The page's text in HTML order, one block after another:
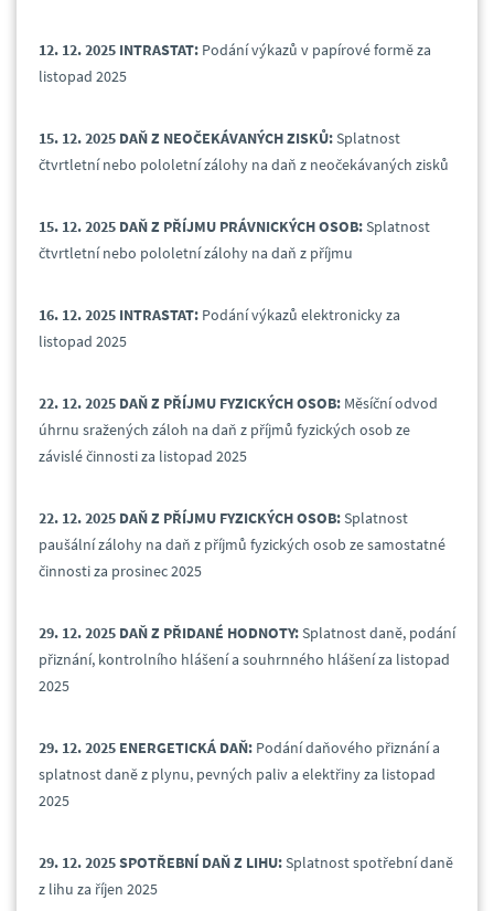
12. 12.2025 INTRASTAT: Podání výkazů v papírové formě za
listopad 2025
15. 12.2025 DAŇ Z NEOČEKÁVANÝCH ZISKŮ:Splatnost
čtvrtletní nebo pololetní zálohy na daň z neočekávaných zisků
15. 12.2025 DAŇ Z PŘÍJMU PRÁVNICKÝCH OSOB:Splatnost
čtvrtletní nebo pololetní zálohy na daň z příjmu
16. 12.2025 INTRASTAT: Podání výkazů elektronicky za
listopad 2025
22. 12.2025 DAŇ Z PŘÍJMU FYZICKÝCH OSOB: Měsíční odvod
úhrnu sražených záloh na daň z příjmů fyzických osob ze
závislé činnosti za listopad 2025
22. 12.2025 DAŇ Z PŘÍJMU FYZICKÝCHOSOB:Splatnost
paušální zálohy na daň z příjmů fyzických osob ze samostatné
činnosti za prosinec 2025
29. 12.2025 DAŇ Z PŘIDANÉ HODNOTY:Splatnost daně, podání
přiznání, kontrolního hlášení a souhrnného hlášení za listopad
2025
29. 12.2025 ENERGETICKÁ DAŇ: Podání daňového přiznání a
splatnost daně z plynu, pevných paliv a elektřiny za listopad
2025
29. 12.2025 SPOTŘEBNÍ DAŇ Z LIHU:Splatnost spotřební daně
z lihu za říjen 2025